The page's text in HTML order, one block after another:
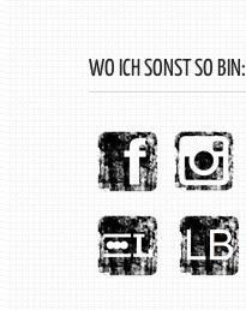
WO ICH SONST SO BIN: